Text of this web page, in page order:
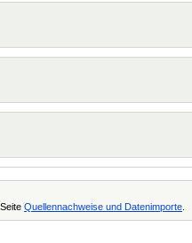
Quellennachweise und Datenimporte